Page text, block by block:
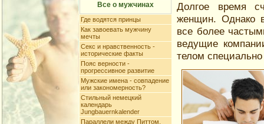
Все о мужчинах
Где водятся принцы
Как завоевать мужчину
мечты
Секс и нравственность -
исторические факты
Пояс верности -
прогрессивное развитие
Мужские имена - совпадение
или закономерность?
Стильный немецкий
календарь
Jungbauernkalender
Параллели между Питтом,
Долгое время
женщин. Однако
все более
ведущие
телом